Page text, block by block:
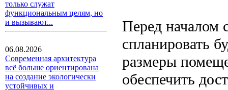
только служат
функциональным целям, но
и вызывают...
06.08.2026
Современная архитектура
всё больше ориентирована
на создание экологически
устойчивых и
Перед началом
спланировать
размеры
обеспечить